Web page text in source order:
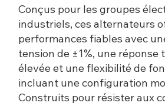
Conçus pour les groupes
industriels, ces alternateurs
performances fiables avec
tension de ±1%, une réponse
élevée et une flexibilité de
incluant une configuration
Construits pour résister aux